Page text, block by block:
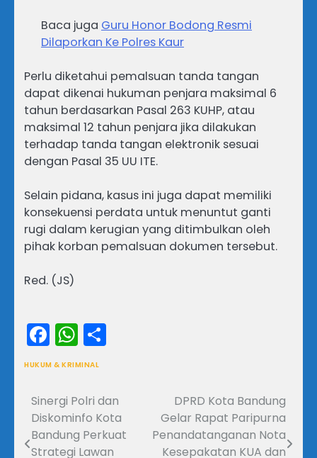
Baca juga Guru Honor Bodong Resmi
Dilaporkan Ke Polres Kaur
‎‎Perlu diketahui pemalsuan tanda tangan
dapat dikenai hukuman penjara maksimal 6
tahun berdasarkan Pasal 263 KUHP, atau
maksimal 12 tahun penjara jika dilakukan
terhadap tanda tangan elektronik sesuai
dengan Pasal 35 UU ITE.
‎Selain pidana, kasus ini juga dapat memiliki
konsekuensi perdata untuk menuntut ganti
rugi dalam kerugian yang ditimbulkan oleh
pihak korban pemalsuan dokumen tersebut.
‎Red. (JS)
Facebook
WhatsApp
HUKUM & KRIMINAL
Navigasi
pos
Sinergi Polri dan
Diskominfo Kota
Bandung Perkuat
Strategi Lawan
DPRD Kota Bandung
Gelar Rapat Paripurna
Penandatanganan Nota
Kesepakatan KUA dan